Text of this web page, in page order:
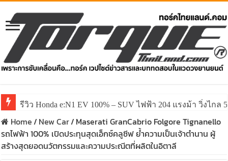
รีวิว ลองขับ All New GWM HAVAL H6 ปรับโฉมหน้าใหม่
Home/ New Car/ Maserati GranCabrio Folgore Tignanello
รถไฟฟ้า 100% เปิดประทุนสุดเอ็กซ์คลูซีฟ ย้ำความเป็นเจ้าตำนาน ผู้
สร้างสุดยอดนวัตกรรมและความประณีตที่ผลิตในอิตาลี